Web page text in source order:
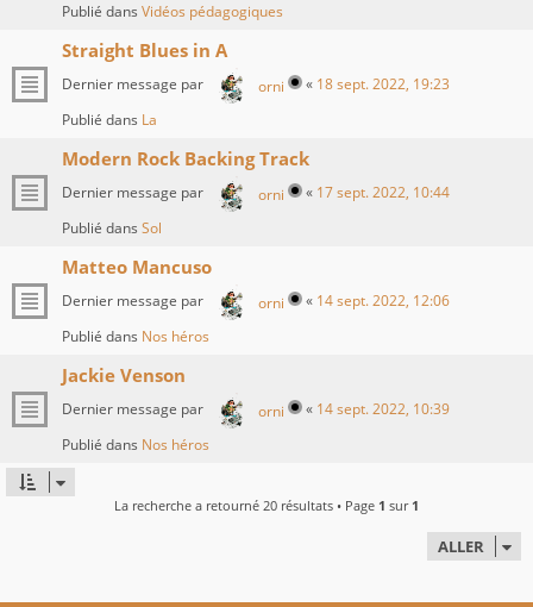
Publié dans Vidéos pédagogiques
Straight Blues in A
Dernier message par orni « 18 sept. 2022, 19:23
Publié dans La
Modern Rock Backing Track
Dernier message par orni « 17 sept. 2022, 10:44
Publié dans Sol
Matteo Mancuso
Dernier message par orni « 14 sept. 2022, 12:06
Publié dans Nos héros
Jackie Venson
Dernier message par orni « 14 sept. 2022, 10:39
Publié dans Nos héros
La recherche a retourné 20 résultats • Page 1 sur 1
ALLER